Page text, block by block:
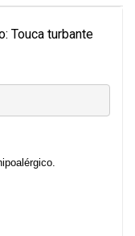
Touca turbante